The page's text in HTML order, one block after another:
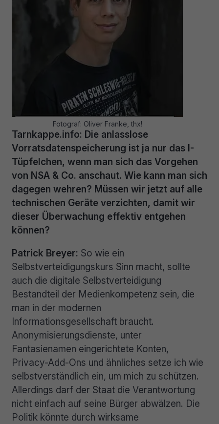
Fotograf: Oliver Franke, thx!
Tarnkappe.info: Die anlasslose
Vorratsdatenspeicherung ist ja nur das I-
Tüpfelchen, wenn man sich das Vorgehen
von NSA & Co. anschaut. Wie kann man sich
dagegen wehren? Müssen wir jetzt auf alle
technischen Geräte verzichten, damit wir
dieser Überwachung effektiv entgehen
können?
Patrick Breyer: So wie ein
Selbstverteidigungskurs Sinn macht, sollte
auch die digitale Selbstverteidigung
Bestandteil der Medienkompetenz sein, die
man in der modernen
Informationsgesellschaft braucht.
Anonymisierungsdienste, unter
Fantasienamen eingerichtete Konten,
Privacy-Add-Ons und ähnliches setze ich wie
selbstverständlich ein, um mich zu schützen.
Allerdings darf der Staat die Verantwortung
nicht einfach auf seine Bürger abwälzen. Die
Politik könnte durch wirksame